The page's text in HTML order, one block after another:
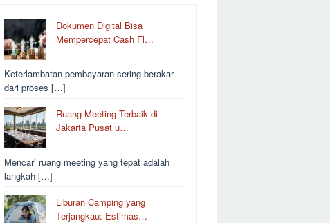
Dokumen Digital Bisa
Mempercepat Cash Fl…
Keterlambatan pembayaran sering berakar
dari proses […]
Ruang Meeting Terbaik di
Jakarta Pusat u…
Mencari ruang meeting yang tepat adalah
langkah […]
Liburan Camping yang
Terjangkau: Estimas…